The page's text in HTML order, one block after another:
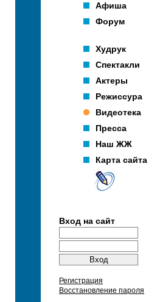
Афиша
Форум
Худрук
Спектакли
Актеры
Режиссура
Видеотека
Пресса
Наш ЖЖ
Карта сайта
Вход на сайт
Регистрация
Восстановление пароля